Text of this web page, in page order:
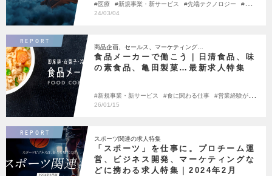
医療 新規事業・新サービス 先端テクノロジー
スケア
24/03/04
REPORT
商品企画、セールス、マーケティング…
食品メーカーで働こう｜日清食品、味
の素食品、亀田製菓…最新求人特集
新規事業・新サービス 食に関わる仕事
営業経験が活
かせる
26/01/15
REPORT
スポーツ関連の求人特集
「スポーツ」を仕事に。プロチーム運
営、ビジネス開発、マーケティングな
どに携わる求人特集｜2024年2月